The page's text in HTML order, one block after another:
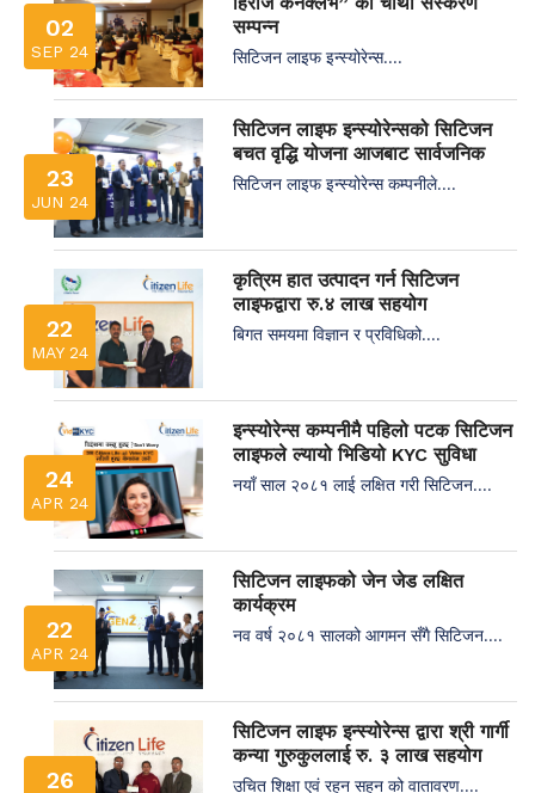
02
SEP 24
सम्पन्न
सिटिजन लाइफ इन्स्योरेन्स....
23
JUN 24
सिटिजन लाइफ इन्स्योरेन्सको सिटिजन
बचत वृद्धि योजना आजबाट सार्वजनिक
सिटिजन लाइफ इन्स्योरेन्स कम्पनीले....
22
MAY 24
कृत्रिम हात उत्पादन गर्न सिटिजन
लाइफद्वारा रु.४ लाख सहयोग
बिगत समयमा विज्ञान र प्रविधिको....
24
APR 24
इन्स्योरेन्स कम्पनीमै पहिलो पटक सिटिजन
लाइफले ल्यायो भिडियो KYC सुविधा
नयाँ साल २०८१ लाई लक्षित गरी सिटिजन....
22
APR 24
सिटिजन लाइफको जेन जेड लक्षित
कार्यक्रम
नव वर्ष २०८१ सालको आगमन सँगै सिटिजन....
26
सिटिजन लाइफ इन्स्योरेन्स द्वारा श्री गार्गी
कन्या गुरुकुललाई रु. ३ लाख सहयोग
उचित शिक्षा एवं रहन सहन को वातावरण....